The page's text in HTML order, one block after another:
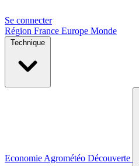
Se connecter
Région France Europe Monde
Technique
Economie Agrométéo Découverte